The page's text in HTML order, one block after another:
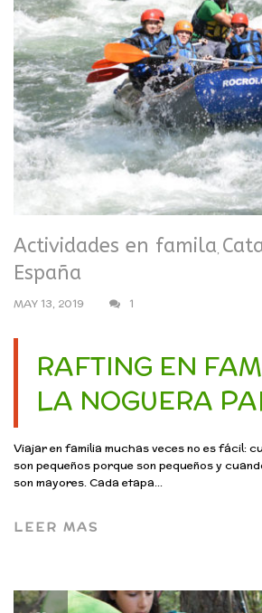
Actividades en famila,
España
MAY 13, 2019 1
RAFTING EN
LA NOGUERA
Viajar en familia muchas veces no es fácil:
son pequeños porque son pequeños y
son mayores. Cada etapa...
LEER MAS